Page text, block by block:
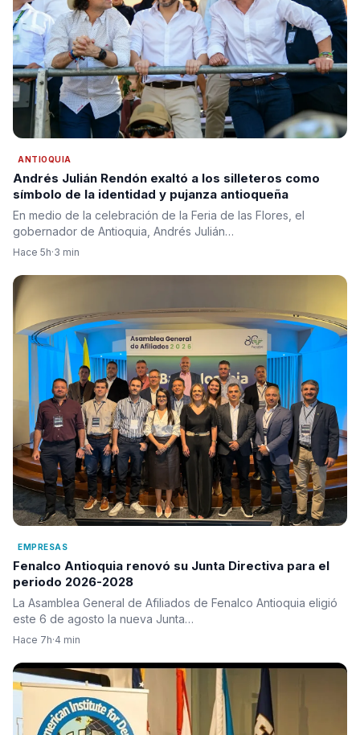
ANTIOQUIA
Andrés Julián Rendón exaltó a los silleteros como
símbolo de la identidad y pujanza antioqueña
En medio de la celebración de la Feria de las Flores, el
gobernador de Antioquia, Andrés Julián…
Hace 5h·3 min
EMPRESAS
Fenalco Antioquia renovó su Junta Directiva para el
periodo 2026-2028
La Asamblea General de Afiliados de Fenalco Antioquia eligió
este 6 de agosto la nueva Junta…
Hace 7h·4 min